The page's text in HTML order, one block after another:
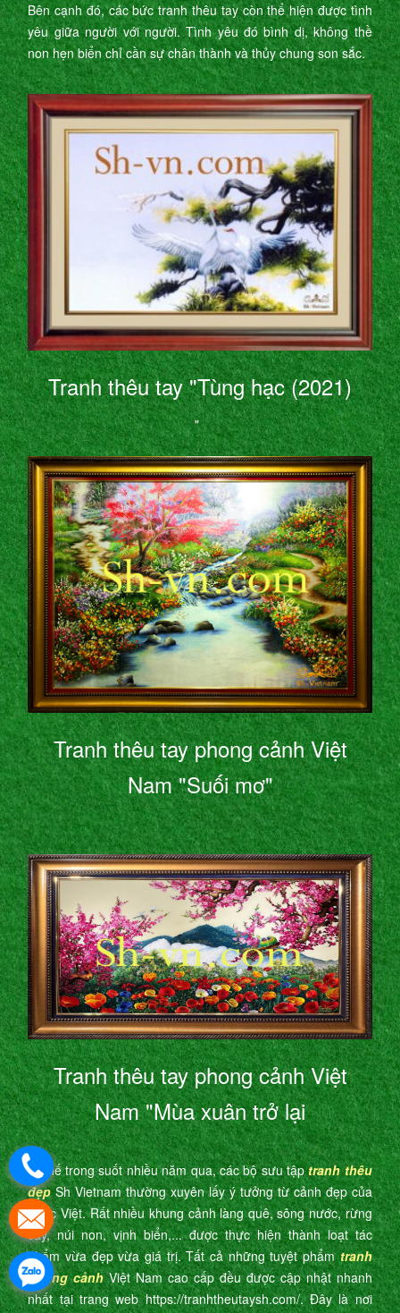
Bên cạnh đó, các bức tranh thêu tay còn thể hiện được tình
yêu giữa người với người. Tình yêu đó bình dị, không thề
non hẹn biển chỉ cần sự chân thành và thủy chung son sắc.
Tranh thêu tay "Tùng hạc (2021)
"
Tranh thêu tay phong cảnh Việt
Nam "Suối mơ"
Tranh thêu tay phong cảnh Việt
Nam "Mùa xuân trở lại
Vì thế trong suốt nhiều năm qua, các bộ sưu tậptranh thêu
đẹpSh Vietnam thường xuyên lấy ý tưởng từ cảnh đẹp của
nước Việt. Rất nhiều khung cảnh làng quê, sông nước, rừng
cây, núi non, vịnh biển,... được thực hiện thành loạt tác
phẩm vừa đẹp vừa giá trị. Tất cả những tuyệt phẩmtranh
phong cảnhViệt Nam cao cấp đều được cập nhật nhanh
nhất tại trang web https://tranhtheutaysh.com/. Đây là nơi